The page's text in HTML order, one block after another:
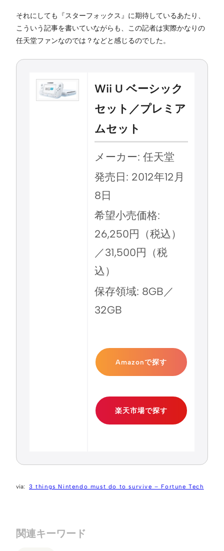
それにしても『スターフォックス』に期待しているあたり、
こういう記事を書いていながらも、この記者は実際かなりの
任天堂ファンなのでは？などと感じるのでした。
Wii U ベーシック
セット／プレミア
ムセット
メーカー: 任天堂
発売日: 2012年12月
8日
希望小売価格:
26,250円（税込）
／31,500円（税
込）
保存領域: 8GB／
32GB
Amazonで探す
楽天市場で探す
3 things Nintendo must do to survive – Fortune Tech
関連キーワード